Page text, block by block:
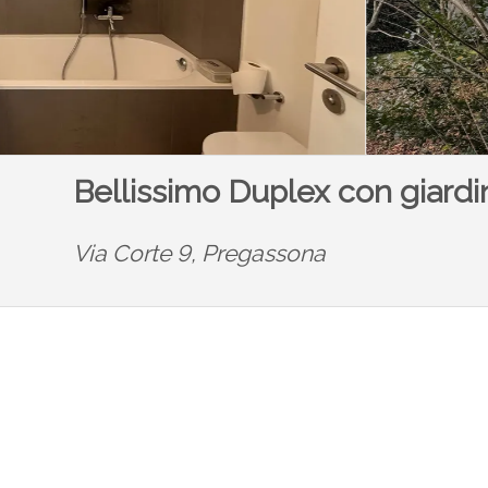
Bellissimo Duplex con
Via Corte 9, Pregassona